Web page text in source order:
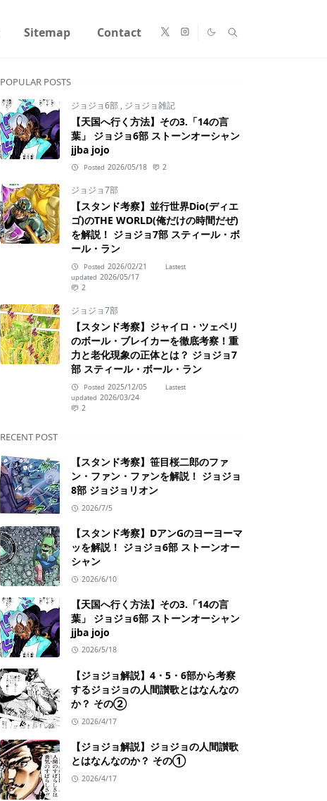
Sitemap Contact
POPULAR POSTS
ジョジョ6部 , ジョジョ雑記
【天国へ行く方法】その3.「14の言
葉」 ジョジョ6部 ストーンオーシャン
jjba jojo
Posted 2026/05/18 2
ジョジョ7部
【スタンド考察】並行世界Dio(ディエ
ゴ)のTHE WORLD(俺だけの時間だぜ)
を解説！ ジョジョ7部 スティール・ボ
ール・ラン
Posted 2026/02/21
Lastest
updated 2026/05/17
2
ジョジョ7部
【スタンド考察】ジャイロ・ツェペリ
のボール・ブレイカーを徹底考察！重
力と老化現象の正体とは？ ジョジョ7
部 スティール・ボール・ラン
Posted 2025/12/05
Lastest
updated 2026/03/24
2
RECENT POST
【スタンド考察】笹目桜二郎のファ
ン・ファン・ファンを解説！ ジョジョ
8部 ジョジョリオン
2026/7/5
【スタンド考察】DアンGのヨーヨーマ
ッを解説！ ジョジョ6部 ストーンオー
シャン
2026/6/10
【天国へ行く方法】その3.「14の言
葉」 ジョジョ6部 ストーンオーシャン
jjba jojo
2026/5/18
【ジョジョ解説】4・5・6部から考察
するジョジョの人間讃歌とはなんなの
か？ その②
2026/4/17
【ジョジョ解説】ジョジョの人間讃歌
とはなんなのか？ その①
2026/4/17